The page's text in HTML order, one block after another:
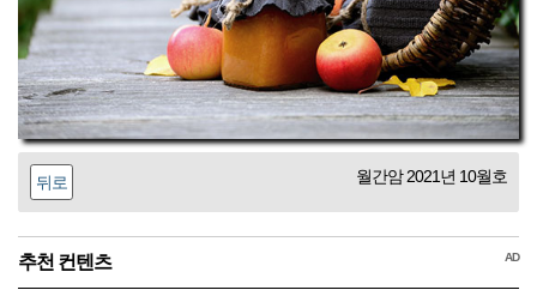
뒤로 월간암 2021년 10월호
추천 컨텐츠 AD